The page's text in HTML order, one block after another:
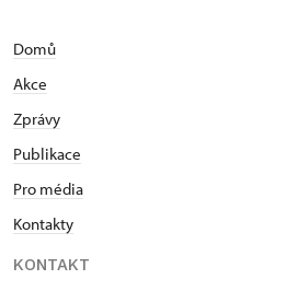
Domů
Akce
Zprávy
Publikace
Pro média
Kontakty
KONTAKT